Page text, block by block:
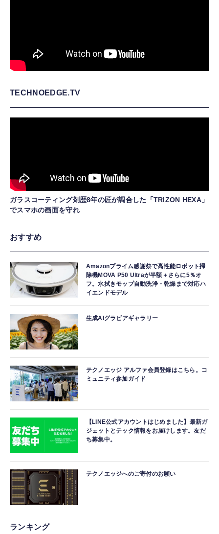
TECHNOEDGE.TV
ガラスコーティング剤歴8年の匠が調合した「TRIZON HEXA」
でスマホの画面を守れ
おすすめ
Amazonプライム感謝祭で高性能ロボット掃
除機MOVA P50 Ultraが半額＋さらに5％オ
フ。水拭きモップ自動洗浄・乾燥まで対応ハ
イエンドモデル
生成AIグラビアギャラリー
テクノエッジ アルファ会員登録はこちら。コ
ミュニティ参加ガイド
【LINE公式アカウントはじめました】最新ガ
ジェットとテック情報をお届けします。友だ
ち募集中。
テクノエッジへのご寄付のお願い
ランキング